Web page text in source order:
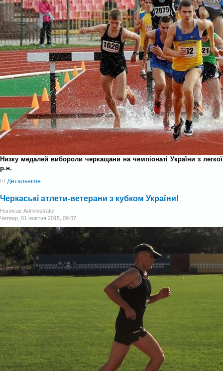
Низку медалей вибороли черкащани на чемпіонаті України з
р.н.
Детальніше...
Черкаські атлети-ветерани з кубком України!
Написав Administrator
Четвер, 01 жовтня 2015, 09:37